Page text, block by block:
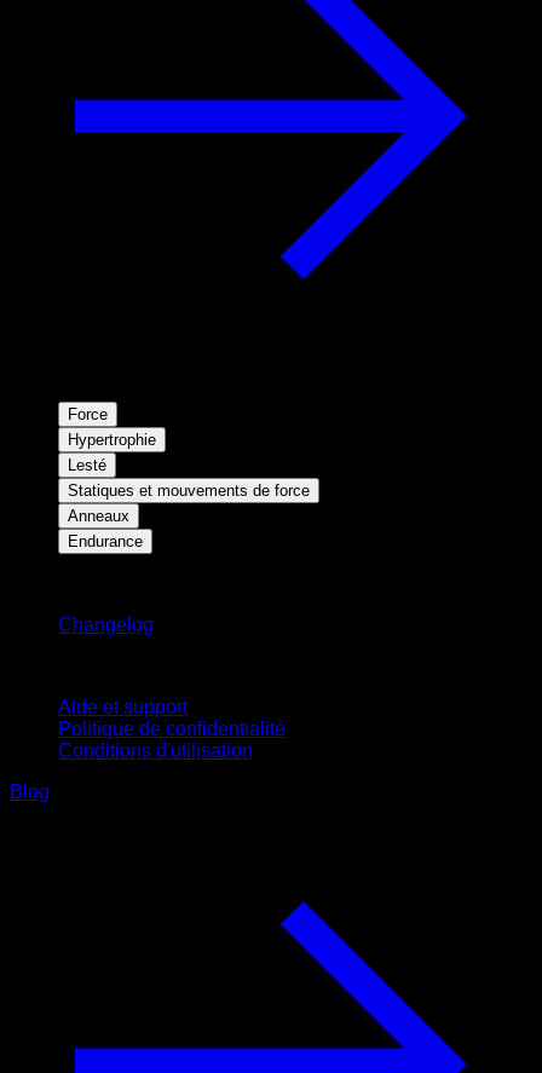
Force
Hypertrophie
Lesté
Statiques et mouvements de force
Anneaux
Endurance
Changelog
Aide et support
Politique de confidentialité
Conditions d'utilisation
Blog